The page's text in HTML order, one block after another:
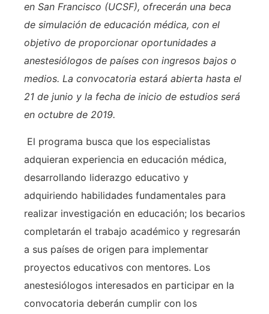
en San Francisco (UCSF), ofrecerán una beca
de simulación de educación médica, con el
objetivo de proporcionar oportunidades a
anestesiólogos de países con ingresos bajos o
medios. La convocatoria estará abierta hasta el
21 de junio y la fecha de inicio de estudios será
en octubre de 2019.
El programa busca que los especialistas
adquieran experiencia en educación médica,
desarrollando liderazgo educativo y
adquiriendo habilidades fundamentales para
realizar investigación en educación; los becarios
completarán el trabajo académico y regresarán
a sus países de origen para implementar
proyectos educativos con mentores. Los
anestesiólogos interesados en participar en la
convocatoria deberán cumplir con los